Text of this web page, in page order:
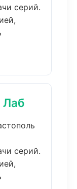
серий.
Лаб
серий.